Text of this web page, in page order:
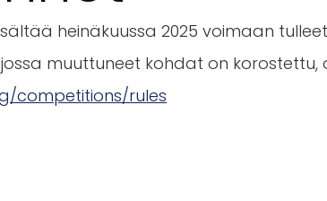
heinäkuussa 2025 voimaan
jossa muuttuneet kohdat on
competitions/rules